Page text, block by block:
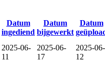
Datum
ingediend
Datum
bijgewerkt
Datum
2025-06-
11
2025-06-
17
2025-06-
12